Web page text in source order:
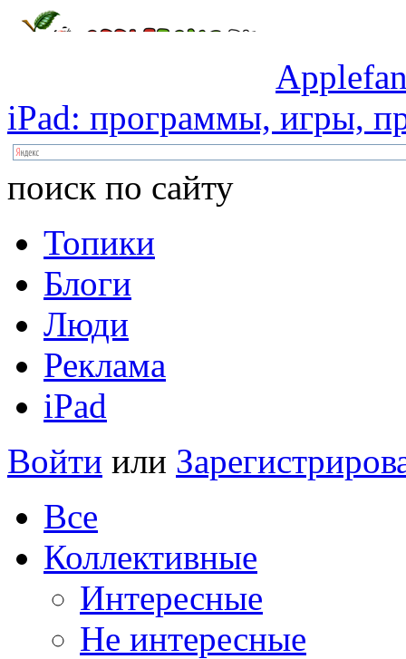
iPad: программы, игры,
поиск по сайту
Топики
Блоги
Люди
Реклама
iPad
Войти или
Все
Коллективные
Интересные
Не интересные